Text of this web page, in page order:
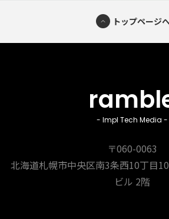
トップページ
- Impl Tech Media -
〒060-0063
北海道札幌市中央区南3条西10丁目
ビル 2階